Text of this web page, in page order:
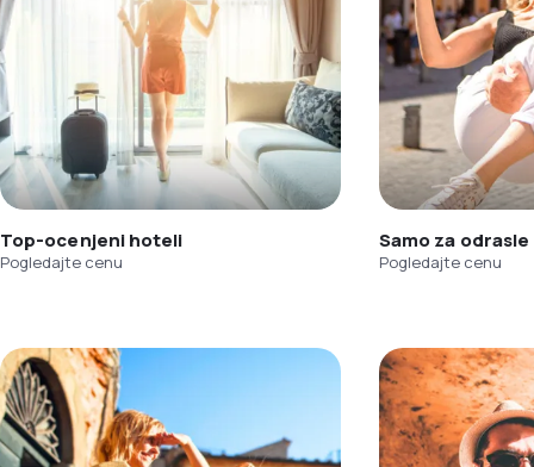
Top-ocenjeni hoteli
Pogledajte cenu
Samo za odrasle
Pogledajte cenu